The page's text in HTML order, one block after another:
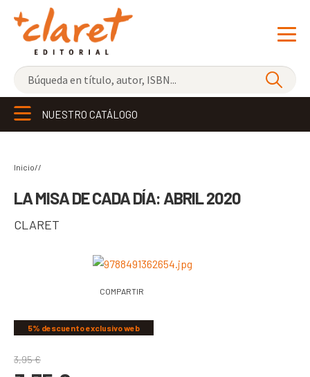
NOVEDADES
LOS MÁS VENDIDOS
LIBRERÍA CLARET
CONTACTO
NUESTRO CATÁLOGO
Inicio//
LA MISA DE CADA DÍA: ABRIL 2020
CLARET
COMPARTIR
5% descuento exclusivo web
3,95€